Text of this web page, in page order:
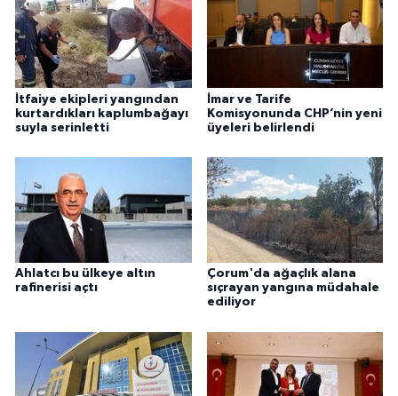
İtfaiye ekipleri yangından
kurtardıkları kaplumbağayı
suyla serinletti
İmar ve Tarife
Komisyonunda CHP’nin yeni
üyeleri belirlendi
Ahlatcı bu ülkeye altın
rafinerisi açtı
Çorum'da ağaçlık alana
sıçrayan yangına müdahale
ediliyor